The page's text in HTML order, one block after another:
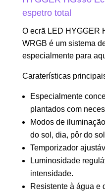
espetro total
O ecrã LED HYGGER
WRGB é um sistema
especialmente para
Caraterísticas
Especialmente
plantados com
Modos de
do sol, dia, pôr do
Temporizador
Luminosidade
intensidade.
Resistente à água e